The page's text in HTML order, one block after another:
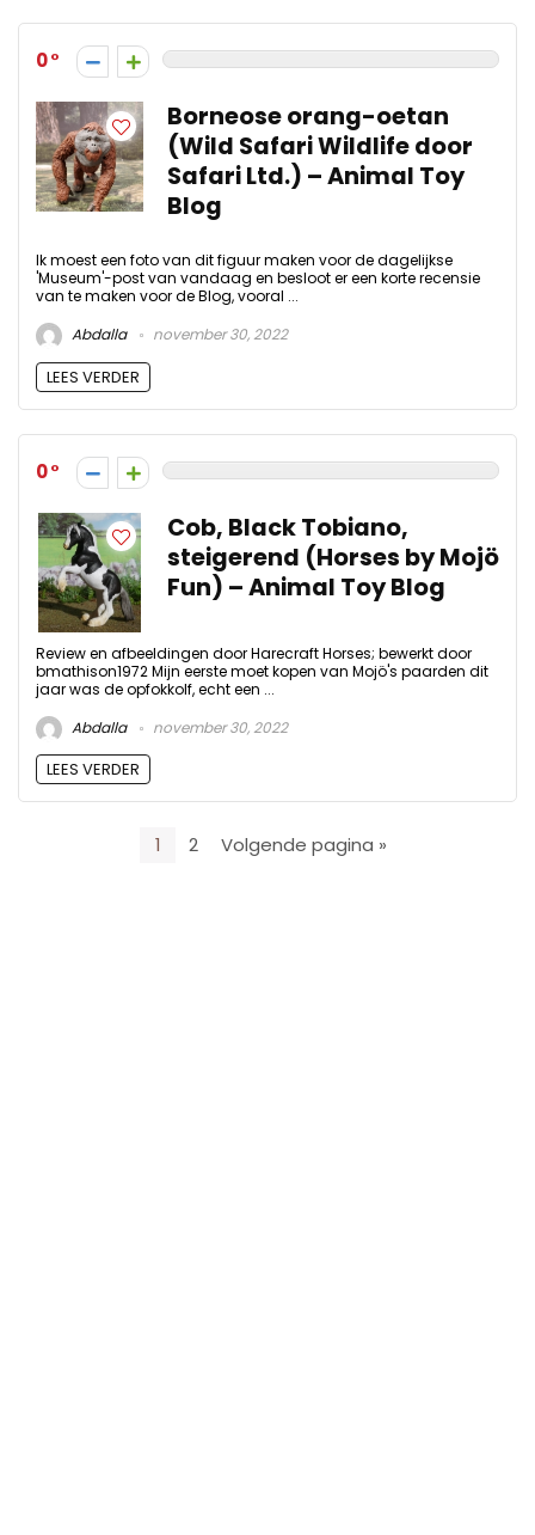
0
Borneose orang-oetan
(Wild Safari Wildlife door
Safari Ltd.) – Animal Toy
Blog
Ik moest een foto van dit figuur maken voor de dagelijkse
'Museum'-post van vandaag en besloot er een korte recensie
van te maken voor de Blog, vooral ...
Abdalla
november 30, 2022
LEES VERDER
0
Cob, Black Tobiano,
steigerend (Horses by Mojö
Fun) – Animal Toy Blog
Review en afbeeldingen door Harecraft Horses; bewerkt door
bmathison1972 Mijn eerste moet kopen van Mojö's paarden dit
jaar was de opfokkolf, echt een ...
Abdalla
november 30, 2022
LEES VERDER
1 2 Volgende pagina »